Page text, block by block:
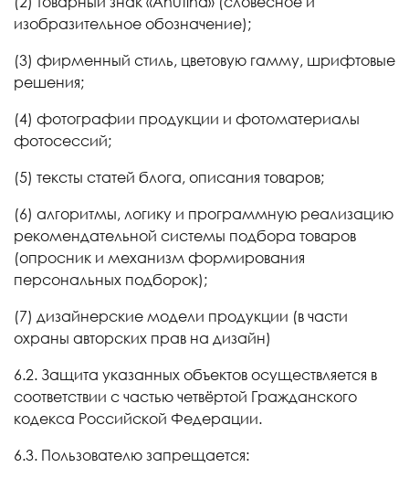
изобразительное обозначение);
(3) фирменный стиль, цветовую гамму, шрифтовые
решения;
(4) фотографии продукции и фотоматериалы
фотосессий;
(5) тексты статей блога, описания товаров;
(6) алгоритмы, логику и программную реализацию
рекомендательной системы подбора товаров
(опросник и механизм формирования
персональных подборок);
(7) дизайнерские модели продукции (в части
охраны авторских прав на дизайн)
6.2. Защита указанных объектов осуществляется в
соответствии с частью четвёртой Гражданского
кодекса Российской Федерации.
6.3. Пользователю запрещается: